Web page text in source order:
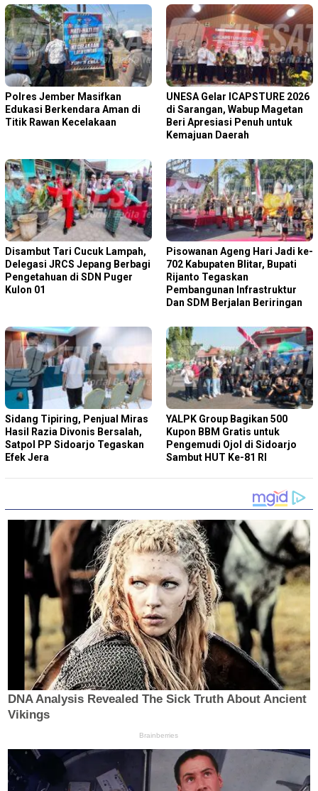
Polres Jember Masifkan
Edukasi Berkendara Aman di
Titik Rawan Kecelakaan
‎UNESA Gelar ICAPSTURE 2026
di Sarangan, Wabup Magetan
Beri Apresiasi Penuh untuk
Kemajuan Daerah
Disambut Tari Cucuk Lampah,
Delegasi JRCS Jepang Berbagi
Pengetahuan di SDN Puger
Kulon 01
Pisowanan Ageng Hari Jadi ke-
702 Kabupaten Blitar, Bupati
Rijanto Tegaskan
Pembangunan Infrastruktur
Dan SDM Berjalan Beriringan
Sidang Tipiring, Penjual Miras
Hasil Razia Divonis Bersalah,
Satpol PP Sidoarjo Tegaskan
Efek Jera
YALPK Group Bagikan 500
Kupon BBM Gratis untuk
Pengemudi Ojol di Sidoarjo
Sambut HUT Ke-81 RI